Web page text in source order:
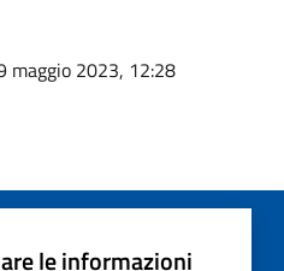
maggio 2023, 12:28
le informazioni